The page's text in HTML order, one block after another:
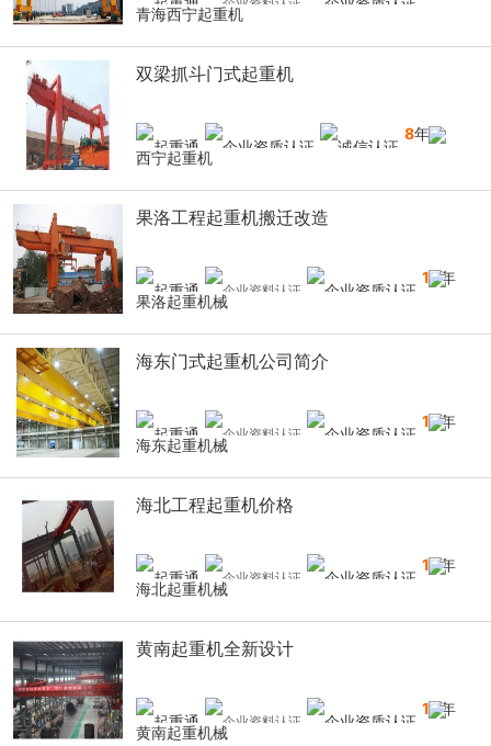
青海西宁起重机
双梁抓斗门式起重机
8年
西宁起重机
果洛工程起重机搬迁改造
10年
果洛起重机械
海东门式起重机公司简介
10年
海东起重机械
海北工程起重机价格
10年
海北起重机械
黄南起重机全新设计
10年
黄南起重机械